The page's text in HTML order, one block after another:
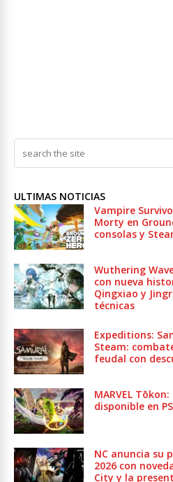
ULTIMAS NOTICIAS
Vampire
Morty en
consolas y
Wuthering
con nueva
Qingxiao y
técnicas
Expeditions:
Steam:
feudal con
MARVEL
disponible en
NC anuncia su
2026 con
City y la